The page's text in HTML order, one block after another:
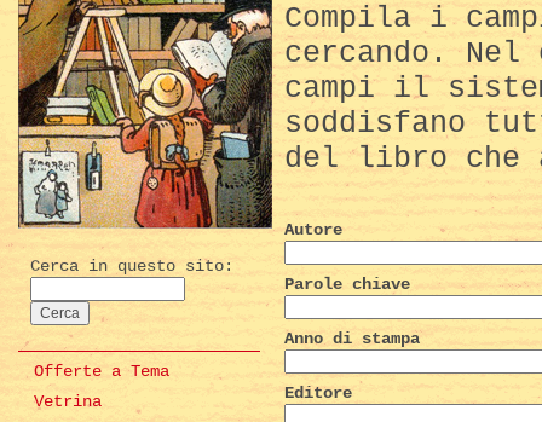
Cerca in questo sito:
Offerte a Tema
Vetrina
Compila i
cercando.
campi il
soddisfano
del libro che
Autore
Parole chiave
Anno di stampa
Editore